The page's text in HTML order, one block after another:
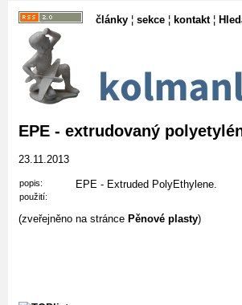
články ¦ sekce ¦ kontakt¦
EPE - extrudovaný
23.11.2013
popis: EPE - Extruded PolyEthylene.
použití:
(zveřejněno na stránce Pěnové plasty)